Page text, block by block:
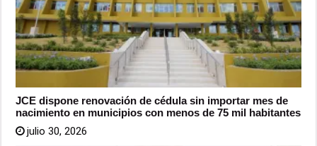
JCE dispone renovación de cédula sin importar mes de
nacimiento en municipios con menos de 75 mil habitantes
julio 30, 2026